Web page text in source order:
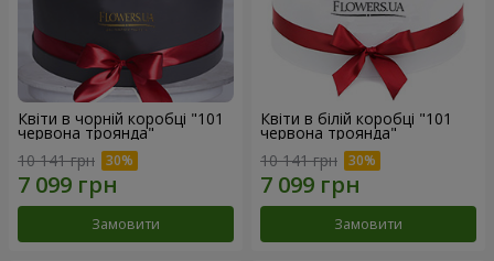
Квіти в чорній коробці "101
червона троянда"
10 141 грн
Замовити
Квіти в білій коробці "101
червона троянда"
10 141 грн
Замовити